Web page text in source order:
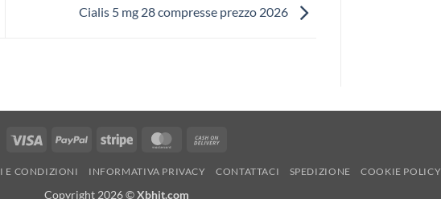
Cialis 5 mg 28 compresse prezzo 2026
Visa PayPal Stripe MasterCard
Delivery
E CONDIZIONI INFORMATIVA PRIVACY CONTATTACI SPEDIZIONE COOKIE POLICY
Copyright 2026 ©Xbhit.com